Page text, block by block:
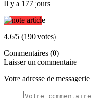
Il y a 177 jours
4.6/5 (190 votes)
Commentaires (0)
Laisser un commentaire
Votre adresse de